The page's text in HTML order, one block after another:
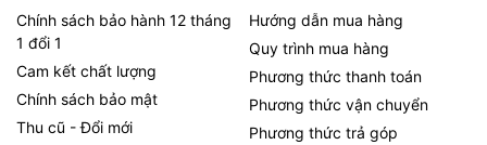
Chính sách bảo hành 12 tháng
1 đổi 1
Cam kết chất lượng
Chính sách bảo mật
Thu cũ - Đổi mới
Hướng dẫn mua hàng
Quy trình mua hàng
Phương thức thanh toán
Phương thức vận chuyển
Phương thức trả góp